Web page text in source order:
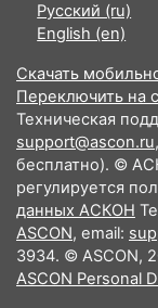
Русский ‎(ru)‎
English ‎(en)‎
Скачать
Переключить на
Техническая
support@ascon.ru
бесплатно). ©
регулируется
данных АСКОН
ASCON, email:
3934. © ASCON,
ASCON Personal